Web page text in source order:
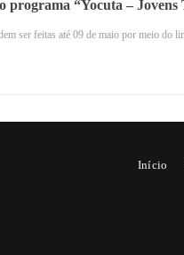
presente no
programa “Yocuta –
ser feitas até 09 de maio por meio do
Início